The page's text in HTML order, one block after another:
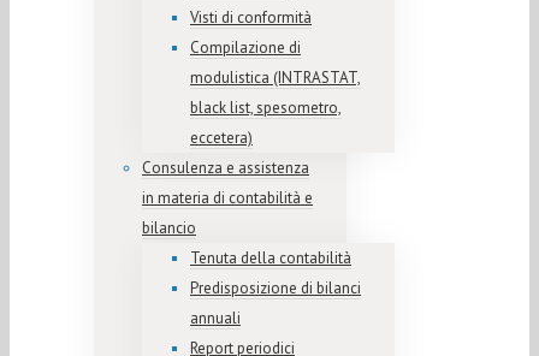
Visti di conformità
Compilazione di
modulistica (INTRASTAT,
black list, spesometro,
eccetera)
Consulenza e assistenza
in materia di contabilità e
bilancio
Tenuta della contabilità
Predisposizione di bilanci
annuali
Report periodici